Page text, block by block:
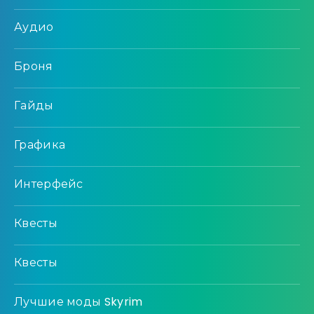
Аудио
Броня
Гайды
Графика
Интерфейс
Квесты
Квесты
Лучшие моды Skyrim